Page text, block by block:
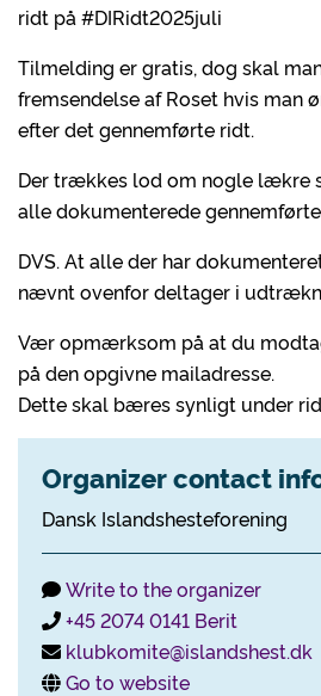
ridt på #DIRidt2025juli
Tilmelding er gratis, dog skal
fremsendelse af Roset hvis man
efter det gennemførte ridt.
Der trækkes lod om nogle lækre
alle dokumenterede
DVS. At alle der har
nævnt ovenfor deltager i
Vær opmærksom på at du
på den opgivne mailadresse.
Dette skal bæres synligt under
Organizer contact
Dansk Islandshesteforening
Write to the organizer
+45 2074 0141 Berit
klubkomite@islandshest.dk
Go to website